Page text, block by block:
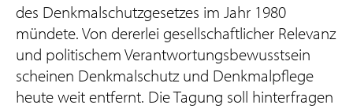
des Denkmalschutzgesetzes im Jahr 1980
mündete. Von dererlei gesellschaftlicher Relevanz
und politischem Verantwortungsbewusstsein
scheinen Denkmalschutz und Denkmalpflege
heute weit entfernt. Die Tagung soll hinterfragen